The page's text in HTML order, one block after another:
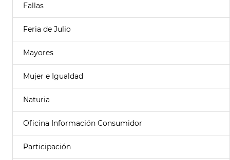
Fallas
Feria de Julio
Mayores
Mujer e Igualdad
Naturia
Oficina Información Consumidor
Participación